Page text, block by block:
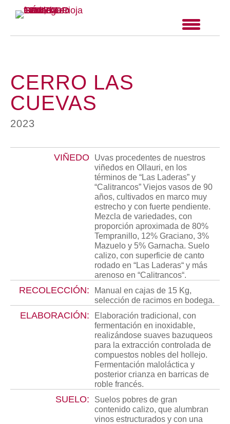
CERRO LAS
CUEVAS
2023
VIÑEDO
Uvas procedentes de nuestros
viñedos en Ollauri, en los
términos de “Las Laderas” y
“Calitrancos” Viejos vasos de 90
años, cultivados en marco muy
estrecho y con fuerte pendiente.
Mezcla de variedades, con
proporción aproximada de 80%
Tempranillo, 12% Graciano, 3%
Mazuelo y 5% Garnacha. Suelo
calizo, con superficie de canto
rodado en “Las Laderas“ y más
arenoso en “Calitrancos“.
RECOLECCIÓN:
Manual en cajas de 15 Kg,
selección de racimos en bodega.
ELABORACIÓN:
Elaboración tradicional, con
fermentación en inoxidable,
realizándose suaves bazuqueos
para la extracción controlada de
compuestos nobles del hollejo.
Fermentación maloláctica y
posterior crianza en barricas de
roble francés.
SUELO:
Suelos pobres de gran
contenido calizo, que alumbran
vinos estructurados y con una